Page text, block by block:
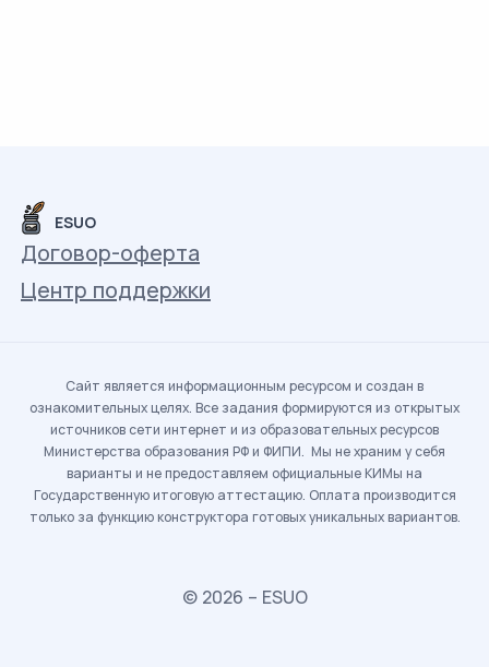
ESUO
Договор-оферта
Центр поддержки
Сайт является информационным ресурсом и создан в
ознакомительных целях. Все задания формируются из открытых
источников сети интернет и из образовательных ресурсов
Министерства образования РФ и ФИПИ. Мы не храним у себя
варианты и не предоставляем официальные КИМы на
Государственную итоговую аттестацию. Оплата производится
только за функцию конструктора готовых уникальных вариантов.
© 2026 – ESUO